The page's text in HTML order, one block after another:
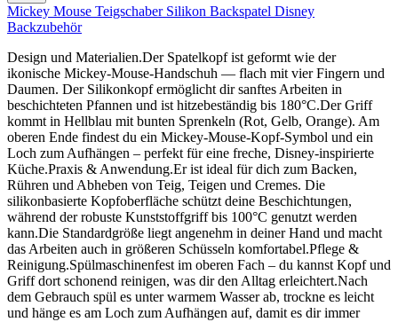
Mickey Mouse Teigschaber Silikon Backspatel Disney
Backzubehör
Design und Materialien.Der Spatelkopf ist geformt wie der
ikonische Mickey-Mouse-Handschuh — flach mit vier Fingern und
Daumen. Der Silikonkopf ermöglicht dir sanftes Arbeiten in
beschichteten Pfannen und ist hitzebeständig bis 180°C.Der Griff
kommt in Hellblau mit bunten Sprenkeln (Rot, Gelb, Orange). Am
oberen Ende findest du ein Mickey-Mouse-Kopf-Symbol und ein
Loch zum Aufhängen – perfekt für eine freche, Disney-inspirierte
Küche.Praxis & Anwendung.Er ist ideal für dich zum Backen,
Rühren und Abheben von Teig, Teigen und Cremes. Die
silikonbasierte Kopfoberfläche schützt deine Beschichtungen,
während der robuste Kunststoffgriff bis 100°C genutzt werden
kann.Die Standardgröße liegt angenehm in deiner Hand und macht
das Arbeiten auch in größeren Schüsseln komfortabel.Pflege &
Reinigung.Spülmaschinenfest im oberen Fach – du kannst Kopf und
Griff dort schonend reinigen, was dir den Alltag erleichtert.Nach
dem Gebrauch spül es unter warmem Wasser ab, trockne es leicht
und hänge es am Loch zum Aufhängen auf, damit es dir immer